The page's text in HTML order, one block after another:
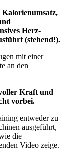
Kalorienumsatz,
Herz-
(stehend!).
mit einer
an den
Kraft und
vorbei.
entweder zu
ausgeführt,
die
Video zeige.